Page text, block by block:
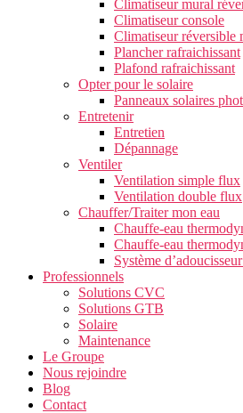
Climatiseur mural
Climatiseur console
Climatiseur réversible
Plancher rafraichissant
Plafond rafraichissant
Opter pour le solaire
Panneaux solaires
Entretenir
Entretien
Dépannage
Ventiler
Ventilation simple flux
Ventilation double flux
Chauffer/Traiter mon eau
Chauffe-eau
Chauffe-eau
Système
Professionnels
Solutions CVC
Solutions GTB
Solaire
Maintenance
Le Groupe
Nous rejoindre
Blog
Contact